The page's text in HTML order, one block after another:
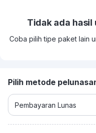
Tidak ada hasil
Coba pilih tipe paket lain
Pilih metode